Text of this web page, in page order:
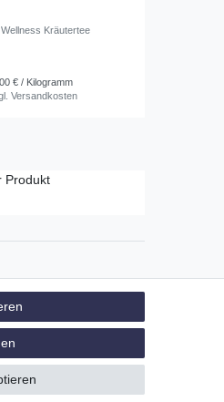
Kräutertee
€ / Kilogramm
Versandkosten
Produkt